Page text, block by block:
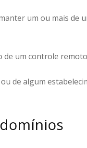
um ou mais de
um controle
de algum